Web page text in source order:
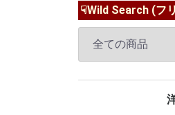
☟Wild Search (フ